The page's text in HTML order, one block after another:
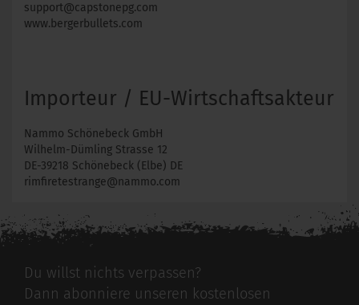
support@capstonepg.com
www.bergerbullets.com
Importeur / EU-Wirtschaftsakteur
Nammo Schönebeck GmbH
Wilhelm-Dümling Strasse 12
DE-39218 Schönebeck (Elbe) DE
rimfiretestrange@nammo.com
Du willst nichts verpassen?
Dann abonniere unseren kostenlosen